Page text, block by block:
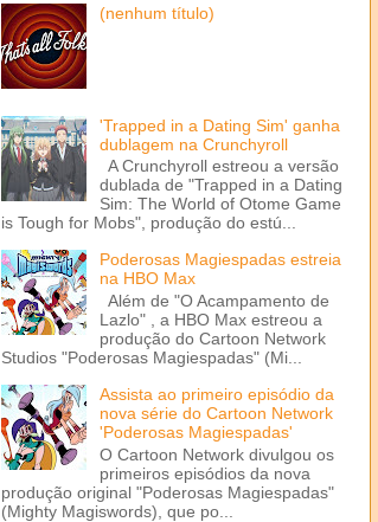
(nenhum título)
'Trapped in a Dating Sim' ganha
dublagem na Crunchyroll
A Crunchyroll estreou a versão
dublada de "Trapped in a Dating
Sim: The World of Otome Game
is Tough for Mobs", produção do estú...
Poderosas Magiespadas estreia
na HBO Max
Além de "O Acampamento de
Lazlo" , a HBO Max estreou a
produção do Cartoon Network
Studios "Poderosas Magiespadas" (Mi...
Assista ao primeiro episódio da
nova série do Cartoon Network
'Poderosas Magiespadas'
O Cartoon Network divulgou os
primeiros episódios da nova
produção original "Poderosas Magiespadas"
(Mighty Magiswords), que po...